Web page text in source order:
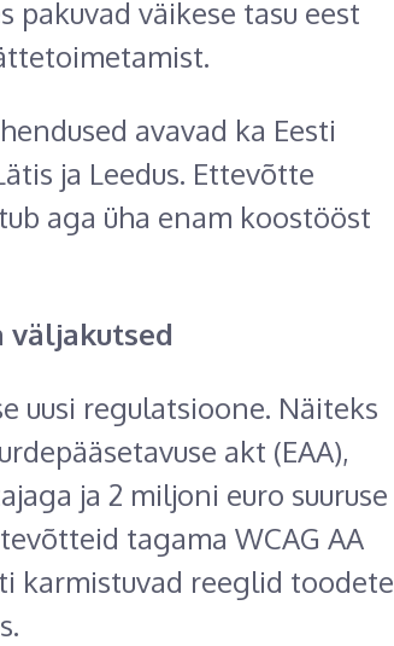
väikese tasu eest
avavad ka Eesti
ja Leedus. Ettevõtte
aga üha enam koostööst
väljakutsed
uusi regulatsioone. Näiteks
akt (EAA),
ja 2 miljoni euro suuruse
tagama WCAG AA
karmistuvad reeglid toodete